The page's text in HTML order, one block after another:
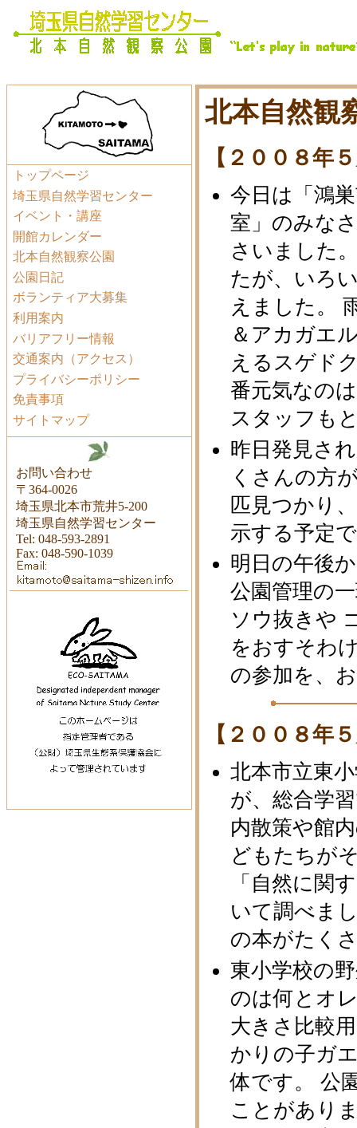
トップページ
埼玉県自然学習センター
イベント・講座
開館カレンダー
北本自然観察公園
公園日記
ボランティア大募集
利用案内
バリアフリー情報
交通案内（アクセス）
プライバシーポリシー
免責事項
サイトマップ
お問い合わせ
〒364-0026
埼玉県北本市荒井5-200
埼玉県自然学習センター
Tel: 048-593-2891
Fax: 048-590-1039
北本自然観
【２００８年
今日は「鴻
室」のみな
さいました
たが、いろ
えました。
＆アカガエ
えるスゲド
番元気なの
スタッフも
昨日発見さ
くさんの方
匹見つかり
示する予定
明日の午後
公園管理の
ソウ抜きや
をおすそわ
の参加を、
【２００８年
北本市立東
が、総合学
内散策や館
どもたちが
「自然に関
いて調べま
の本がたく
東小学校の
のは何とオ
大きさ比較
かりの子ガ
体です。 公
ことがあり